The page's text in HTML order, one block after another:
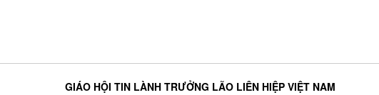
GIÁO HỘI TIN LÀNH TRƯỞNG LÃO LIÊN HIỆP VIỆT NAM